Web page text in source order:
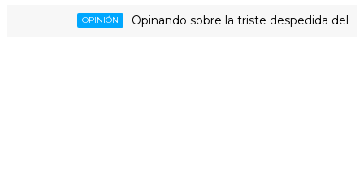
OPINIÓN Opinando sobre la triste despedida del HLA